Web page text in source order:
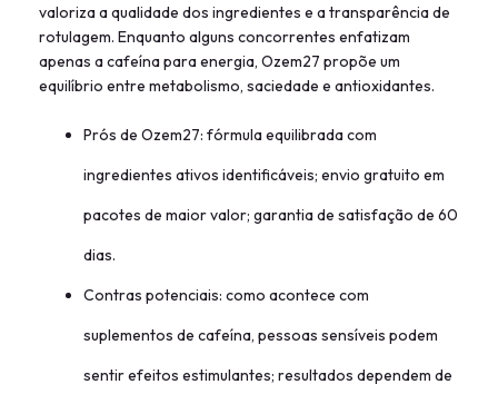
valoriza a qualidade dos ingredientes e a transparência de
rotulagem. Enquanto alguns concorrentes enfatizam
apenas a cafeína para energia, Ozem27 propõe um
equilíbrio entre metabolismo, saciedade e antioxidantes.
Prós de Ozem27: fórmula equilibrada com
ingredientes ativos identificáveis; envio gratuito em
pacotes de maior valor; garantia de satisfação de 60
dias.
Contras potenciais: como acontece com
suplementos de cafeína, pessoas sensíveis podem
sentir efeitos estimulantes; resultados dependem de